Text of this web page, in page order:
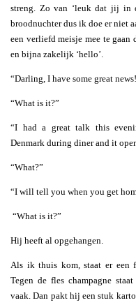
streng. Zo van ‘leuk dat jij in
broodnuchter dus ik doe er niet
een verliefd meisje mee te
en bijna zakelijk ‘hello’.
“Darling, I have some great
“What is it?”
“I had a great talk this
Denmark during diner and it
“What?”
“I will tell you when you get
“What is it?”
Hij heeft al opgehangen.
Als ik thuis kom, staat er een
Tegen de fles champagne
vaak. Dan pakt hij een stuk